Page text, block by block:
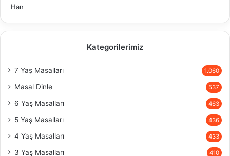
Kategorilerimiz
7 Yaş Masalları 1.060
Masal Dinle 537
6 Yaş Masalları 463
5 Yaş Masalları 436
4 Yaş Masalları 433
3 Yaş Masalları 410